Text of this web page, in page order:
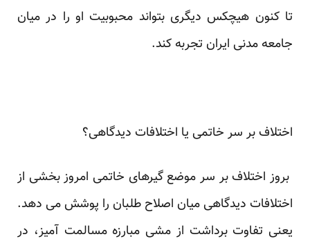
تا کنون هیچکس دیگری بتواند محبوبیت او را در میان
جامعه مدنی ایران تجربه کند.
اختلاف بر سر خاتمی یا اختلافات دیدگاهی؟
بروز اختلاف بر سر موضع گیرهای خاتمی امروز بخشی از
اختلافات دیدگاهی میان اصلاح طلبان را پوشش می دهد.
یعنی تفاوت برداشت از مشی مبارزه مسالمت آمیز، در